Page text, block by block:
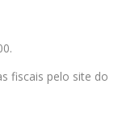
fiscais pelo site do